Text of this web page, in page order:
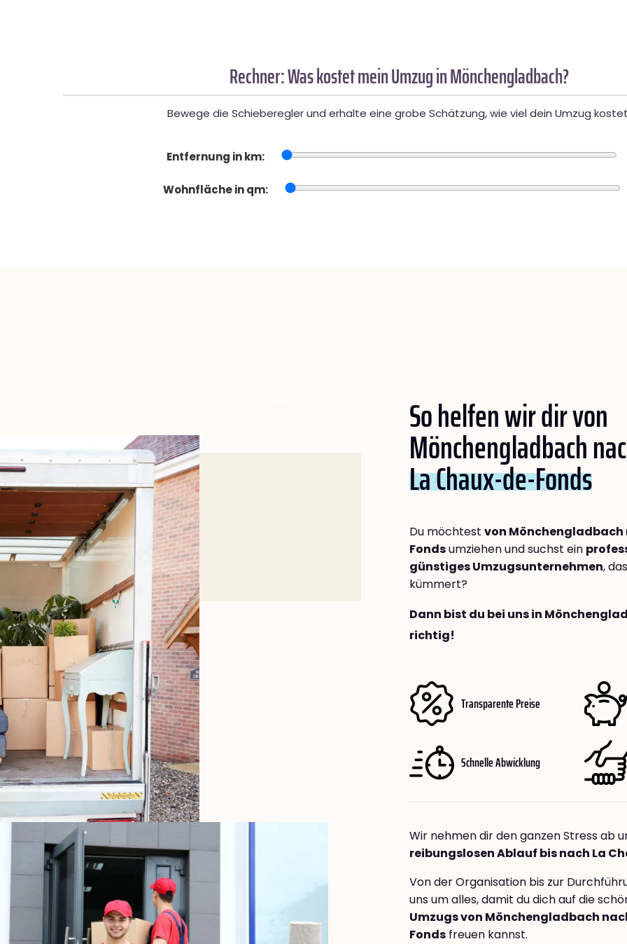
Rechner: Was kostet mein Umzug in Mönchengladbach?
Bewege die Schieberegler und erhalte eine grobe Schätzung, wie viel dein Umzug
Entfernung in km:
Wohnfläche in qm:
So helfen wir dir von
Mönchengladbach
La Chaux-de-Fonds
Du möchtest von
Fondsumziehen und suchst ein
günstiges Umzugsunternehmen,
kümmert?
Dann bist du bei uns in
richtig!
Transparente Preise
Schnelle Abwicklung
Wir nehmen dir den ganzen Stress ab
reibungslosen Ablauf bis nach La
Von der Organisation bis zur
uns um alles, damit du dich auf die
Umzugs von Mönchengladbach
Fonds freuen kannst.